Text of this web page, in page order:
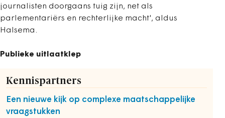
journalisten doorgaans tuig zijn, net als
parlementariërs en rechterlijke macht', aldus
Halsema.
Publieke uitlaatklep
Kennispartners
Een nieuwe kijk op complexe maatschappelijke
vraagstukken